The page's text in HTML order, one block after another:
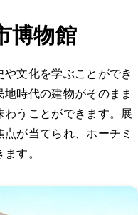
博物館
文化を学ぶことができ
時代の建物がそのまま
うことができます。展
が当てられ、ホーチミ
す。